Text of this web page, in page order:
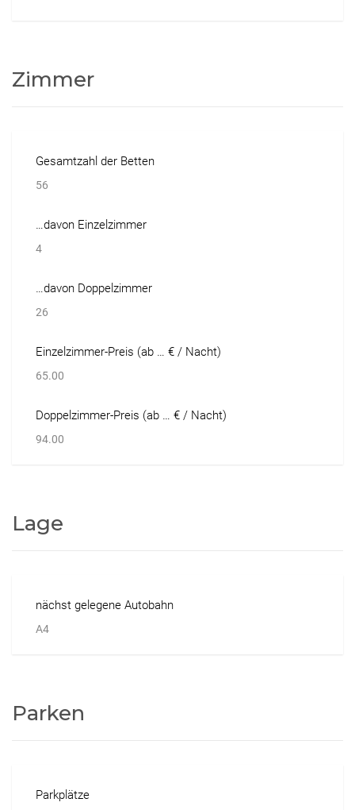
Zimmer
Gesamtzahl der Betten
56
…davon Einzelzimmer
4
…davon Doppelzimmer
26
Einzelzimmer-Preis (ab … € / Nacht)
65.00
Doppelzimmer-Preis (ab … € / Nacht)
94.00
Lage
nächst gelegene Autobahn
A4
Parken
Parkplätze